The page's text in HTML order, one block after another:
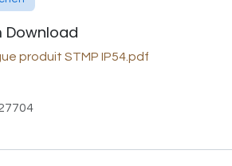
Download
produit STMP IP54.pdf